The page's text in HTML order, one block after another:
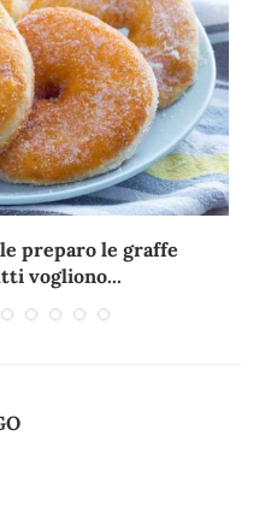
preparo le graffe
vogliono...